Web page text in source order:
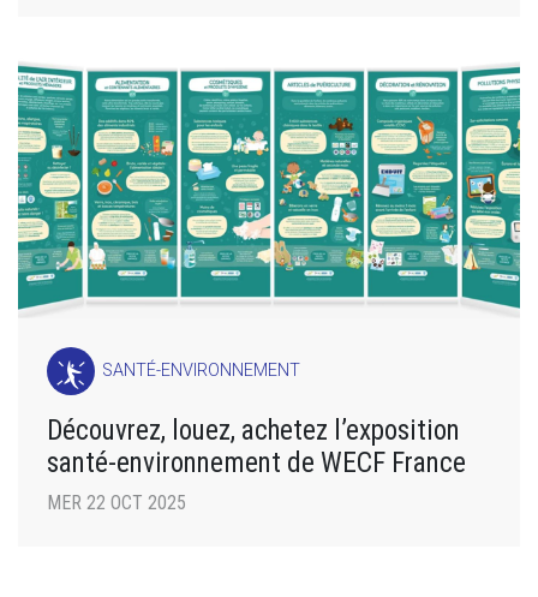
SANTÉ-ENVIRONNEMENT
Découvrez, louez, achetez l’exposition
santé-environnement de WECF France
MER 22 OCT 2025